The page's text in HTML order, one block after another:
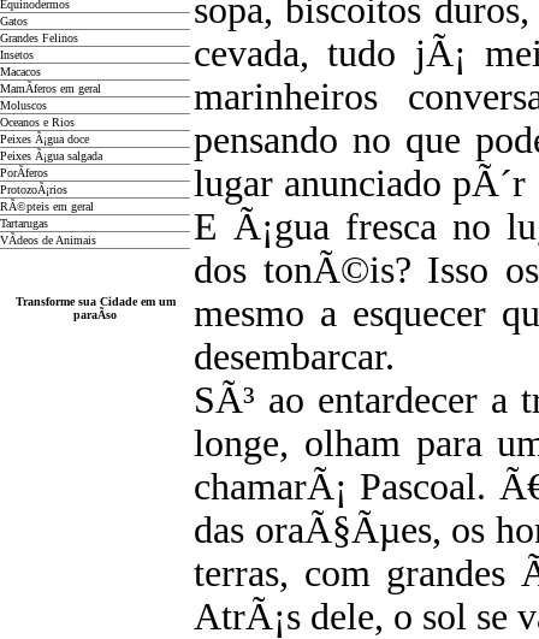
Equinodermos
Gatos
Grandes Felinos
Insetos
Macacos
MamÃ­feros em geral
Moluscos
Oceanos e Rios
Peixes Ã¡gua doce
Peixes Ã¡gua salgada
PorÃ­feros
ProtozoÃ¡rios
RÃ©pteis em geral
Tartarugas
VÃ­deos de Animais
Transforme sua Cidade em um
paraÃ­so
sopa, biscoitos
cevada, tudo jÃ¡
marinheiros
pensando no que
lugar anunciado
E Ã¡gua fresca no
dos tonÃ©is? Isso
mesmo a esquecer
desembarcar.
SÃ³ ao entardecer a
longe, olham para
chamarÃ¡ Pascoal.
das oraÃ§Ãµes, os
terras, com grandes
AtrÃ¡s dele, o sol se